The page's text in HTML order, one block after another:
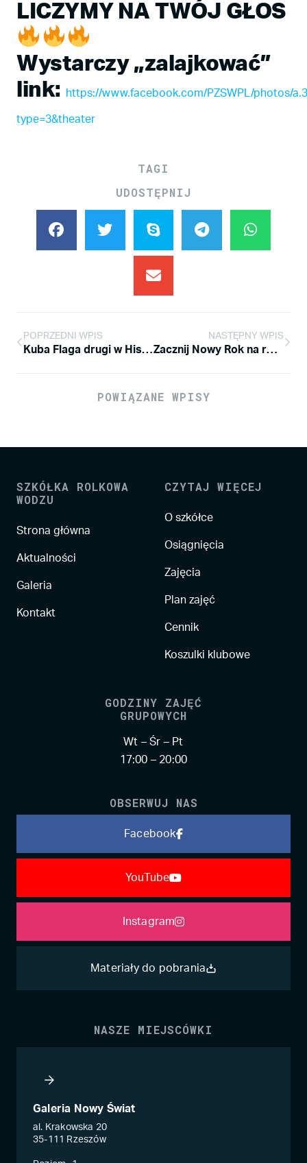
LICZYMY NA TWÓJ GŁOS
Wystarczy „zalajkować”
link:
https://www.facebook.com/PZSWPL/photos/
type=3&theater
TAGI
UDOSTĘPNIJ
POPRZEDNI WPIS
Kuba Flaga drugi w Hiszpanii!!!
NASTĘPNY WPIS
Zacznij Nowy Rok na rolkach! Zapraszamy na Kółkotekę Noworoczną!
POWIĄZANE WPISY
SZKÓŁKA ROLKOWA
WODZU
Strona główna
Aktualności
Galeria
Kontakt
CZYTAJ WIĘCEJ
O szkółce
Osiągnięcia
Zajęcia
Plan zajęć
Cennik
Koszulki klubowe
GODZINY ZAJĘĆ
GRUPOWYCH
Wt – Śr – Pt
17:00 – 20:00
OBSERWUJ NAS
Facebook
YouTube
Instagram
Materiały do pobrania
NASZE MIEJSCÓWKI
Galeria Nowy Świat
al. Krakowska 20
35-111 Rzeszów